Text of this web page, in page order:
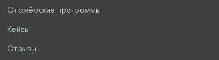
Стажёрские программы
Кейсы
Отзывы